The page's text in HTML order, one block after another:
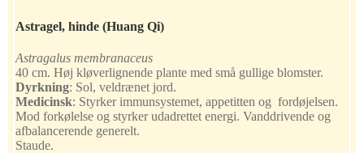
Astragel, hinde (Huang Qi)
Astragalus membranaceus
40 cm. Høj kløverlignende plante med små gullige blomster.
Dyrkning: Sol, veldrænet jord.
Medicinsk: Styrker immunsystemet, appetitten og fordøjelsen.
Mod forkølelse og styrker udadrettet energi. Vanddrivende og
afbalancerende generelt.
Staude.